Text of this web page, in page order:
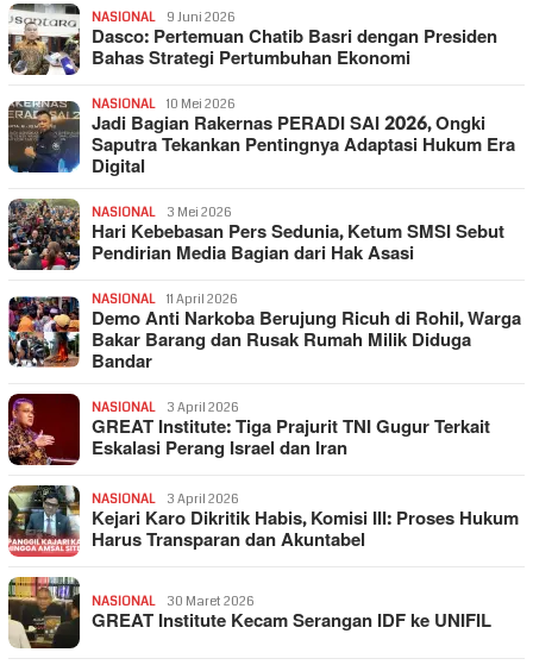
NASIONAL 9 Juni 2026
Dasco: Pertemuan Chatib Basri dengan Presiden
Bahas Strategi Pertumbuhan Ekonomi
NASIONAL 10 Mei 2026
Jadi Bagian Rakernas PERADI SAI 2026, Ongki
Saputra Tekankan Pentingnya Adaptasi Hukum Era
Digital
NASIONAL 3 Mei 2026
Hari Kebebasan Pers Sedunia, Ketum SMSI Sebut
Pendirian Media Bagian dari Hak Asasi
NASIONAL 11 April 2026
Demo Anti Narkoba Berujung Ricuh di Rohil, Warga
Bakar Barang dan Rusak Rumah Milik Diduga
Bandar
NASIONAL 3 April 2026
GREAT Institute: Tiga Prajurit TNI Gugur Terkait
Eskalasi Perang Israel dan Iran
NASIONAL 3 April 2026
Kejari Karo Dikritik Habis, Komisi III: Proses Hukum
Harus Transparan dan Akuntabel
NASIONAL 30 Maret 2026
GREAT Institute Kecam Serangan IDF ke UNIFIL